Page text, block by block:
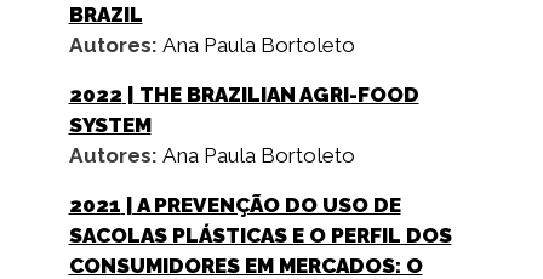
BRAZIL
Autores: Ana Paula Bortoleto
2022 | THE BRAZILIAN AGRI-FOOD
SYSTEM
Autores: Ana Paula Bortoleto
2021 | A PREVENÇÃO DO USO DE
SACOLAS PLÁSTICAS E O PERFIL DOS
CONSUMIDORES EM MERCADOS: O